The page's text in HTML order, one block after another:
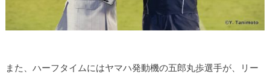
また、ハーフタイムにはヤマハ発動機の五郎丸歩選手が、リー